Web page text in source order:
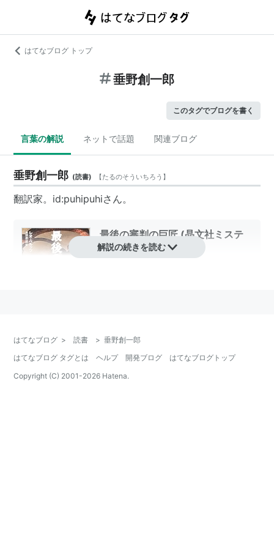
はてなブログ トップ
垂野創一郎
このタグでブログを書く
言葉の解説 ネットで話題 関連ブログ
垂野創一郎 (読書) 【たるのそういちろう 】
翻訳家。 id:puhipuhiさん。
最後の審判の巨匠 (晶文社ミステ
リ)
この商品を含むブログ (34件) を見る
解説の続きを読む
はてなブログ > 読書 > 垂野創一郎
はてなブログ タグとは
ヘルプ 開発ブログ
はてなブログトップ
Copyright (C) 2001-2026 Hatena.